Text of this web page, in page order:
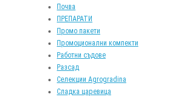
Почва
ПРЕПАРАТИ
Промо пакети
Промоционални компекти
Работни съдове
Разсад
Селекции Agrogradina
Сладка царевица